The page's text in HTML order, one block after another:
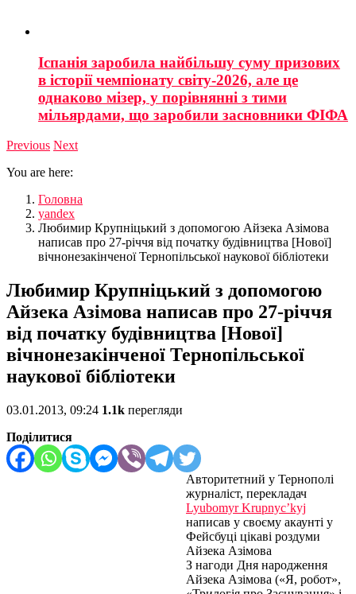
Іспанія заробила найбільшу суму призових
в історії чемпіонату світу-2026, але це
однаково мізер, у порівнянні з тими
мільярдами, що заробили засновники ФІФА
Previous Next
You are here:
Головна
yandex
Любимир Крупніцький з допомогою Айзека Азімова
написав про 27-річчя від початку будівництва [Нової]
вічнонезакінченої Тернопільської наукової бібліотеки
Любимир Крупніцький з допомогою
Айзека Азімова написав про 27-річчя
від початку будівництва [Нової]
вічнонезакінченої Тернопільської
наукової бібліотеки
03.01.2013, 09:24 1.1k перегляди
Поділитися
Авторитетний у Тернополі
журналіст, перекладач
Lyubomyr Krupnyc’kyj
написав у своєму акаунті у
Фейсбуці цікаві роздуми
Айзека Азімова
З нагоди Дня народження
Айзека Азімова («Я, робот»,